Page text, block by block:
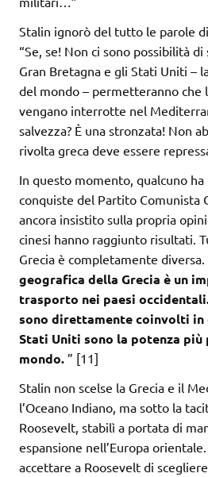
Stalin ignorò del tutto le parole
“Se, se! Non ci sono possibilità di
Gran Bretagna e gli Stati Uniti –
del mondo – permetteranno che
vengano interrotte nel
salvezza? È una stronzata! Non
rivolta greca deve essere
In questo momento, qualcuno
conquiste del Partito Comunista
ancora insistito sulla propria
cinesi hanno raggiunto risultati.
Grecia è completamente diversa.
geografica della Grecia è un
trasporto nei paesi
sono direttamente coinvolti in
Stati Uniti sono la potenza più
mondo. ” [11]
Stalin non scelse la Grecia e il
l’Oceano Indiano, ma sotto la
Roosevelt, stabilì a portata di
espansione nell’Europa
accettare a Roosevelt di